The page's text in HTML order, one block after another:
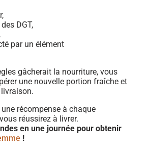
DGT,
par un élément
gâcherait la nourriture, vous
une nouvelle portion fraîche et
récompense à chaque
réussirez à livrer.
en une journée pour obtenir
!